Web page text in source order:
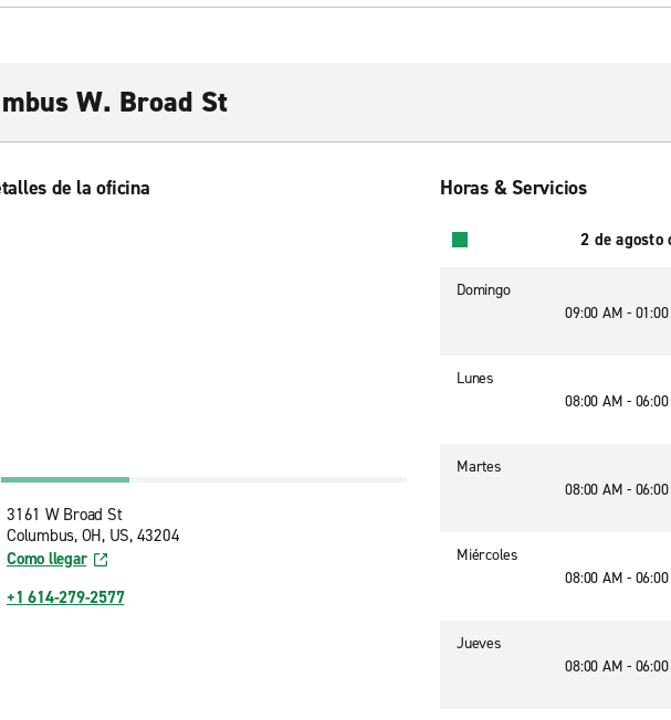
W. Broad St
de la oficina
3161 W Broad St
Columbus, OH, US, 43204
Como llegar
+1 614-279-2577
Horas & Servicios
2 de agosto
Domingo
09:00 AM -
Lunes
08:00 AM -
Martes
08:00 AM -
Miércoles
08:00 AM -
Jueves
08:00 AM -